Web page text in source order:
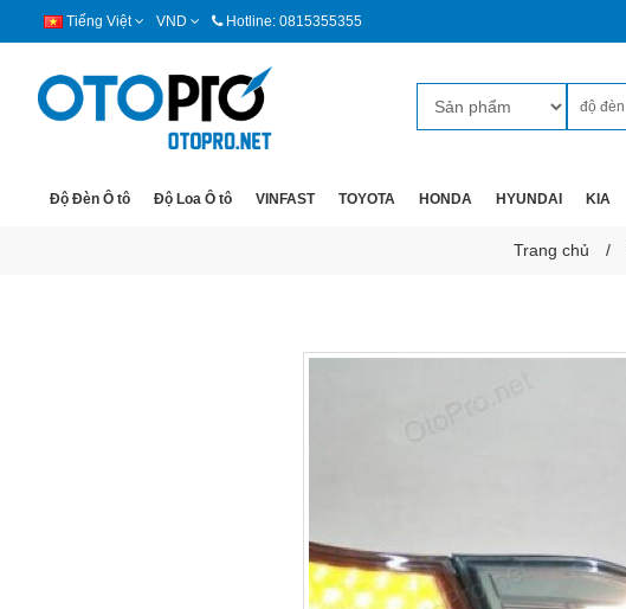
Tiếng Việt VND Hotline: 0815355355
Độ Đèn Ô tô Độ Loa Ô tô VINFAST TOYOTA HONDA HYUNDAI KIA
Trang chủ